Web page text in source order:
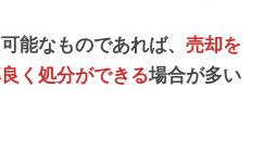
能なものであれば、 売却を
く処分ができる場合が多い